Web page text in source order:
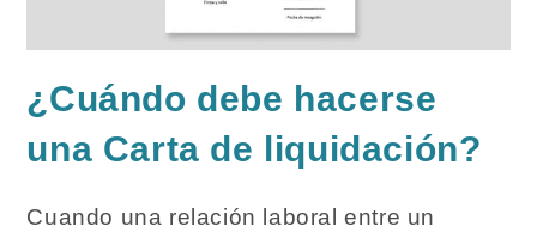
¿Cuándo debe hacerse
una Carta de liquidación?
Cuando una relación laboral entre un